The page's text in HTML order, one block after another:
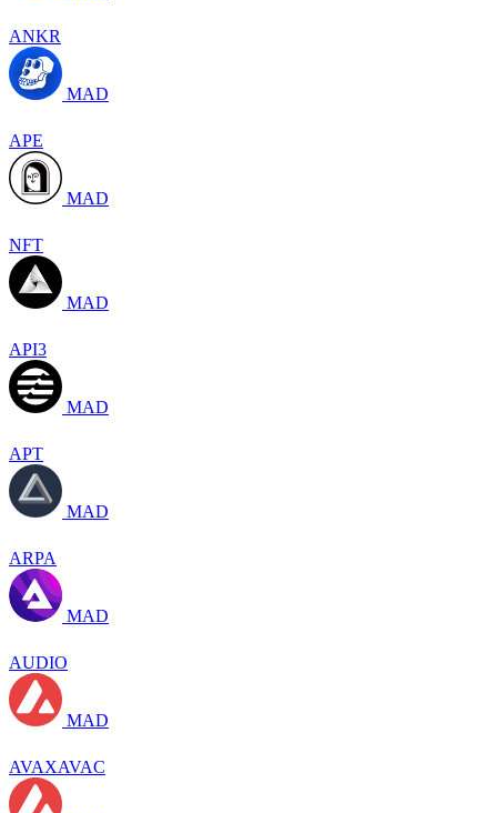
ANKR
MAD
APE
MAD
NFT
MAD
API3
MAD
APT
MAD
ARPA
MAD
AUDIO
MAD
AVAXAVAC